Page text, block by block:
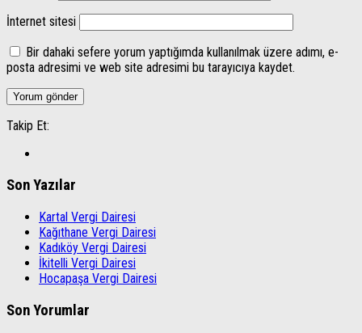
İnternet sitesi
Bir dahaki sefere yorum yaptığımda kullanılmak üzere adımı, e-
posta adresimi ve web site adresimi bu tarayıcıya kaydet.
Takip Et:
Son Yazılar
Kartal Vergi Dairesi
Kağıthane Vergi Dairesi
Kadıköy Vergi Dairesi
İkitelli Vergi Dairesi
Hocapaşa Vergi Dairesi
Son Yorumlar